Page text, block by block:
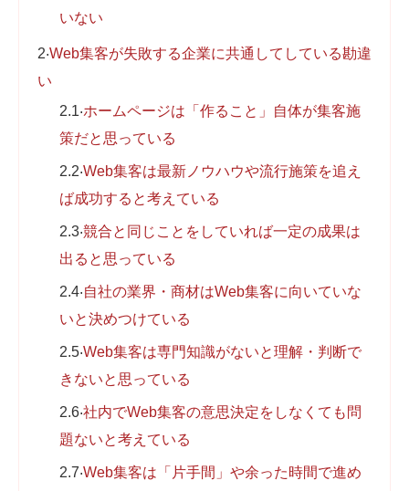
いない
2Web集客が失敗する企業に共通してしている勘違
い
2.1ホームページは「作ること」自体が集客施
策だと思っている
2.2Web集客は最新ノウハウや流行施策を追え
ば成功すると考えている
2.3競合と同じことをしていれば一定の成果は
出ると思っている
2.4自社の業界・商材はWeb集客に向いていな
いと決めつけている
2.5Web集客は専門知識がないと理解・判断で
きないと思っている
2.6社内でWeb集客の意思決定をしなくても問
題ないと考えている
2.7Web集客は「片手間」や余った時間で進め